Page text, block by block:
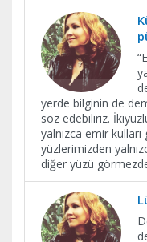
yerde bilginin de
söz edebiliriz.
yalnızca emir kulları
yüzlerimizden
diğer yüzü